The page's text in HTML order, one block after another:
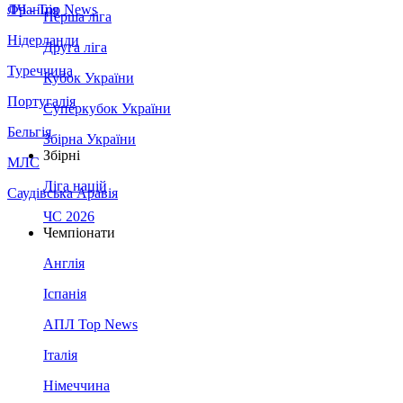
Франція
Нідерланди
Туреччина
Португалія
Бельгія
МЛС
Саудівська Аравія
ЛЧ - Top News
Перша ліга
Друга ліга
Кубок України
Суперкубок України
Збірна України
Збірні
Ліга націй
ЧС 2026
Чемпіонати
Англія
Іспанія
АПЛ Top News
Італія
Німеччина